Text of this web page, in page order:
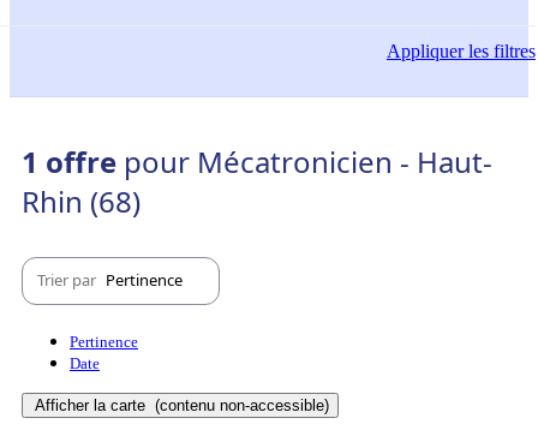
Appliquerles filtres
1 offre pour Mécatronicien - Haut-
Rhin (68)
Trier par Pertinence
Pertinence
Date
Afficher la carte (contenu non-accessible)